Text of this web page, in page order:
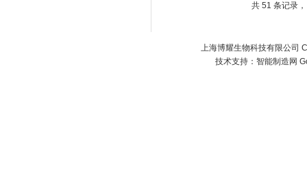
共 51 条记录
上海博耀生物科技有限公司
技术支持： 智能制造网